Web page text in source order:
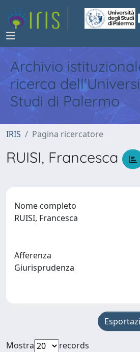
Archivio
ricerca
Studi di Palermo
IRIS Pagina ricercatore
RUISI, Francesca
Nome completo
RUISI, Francesca
Afferenza
Giurisprudenza
Mostra
records